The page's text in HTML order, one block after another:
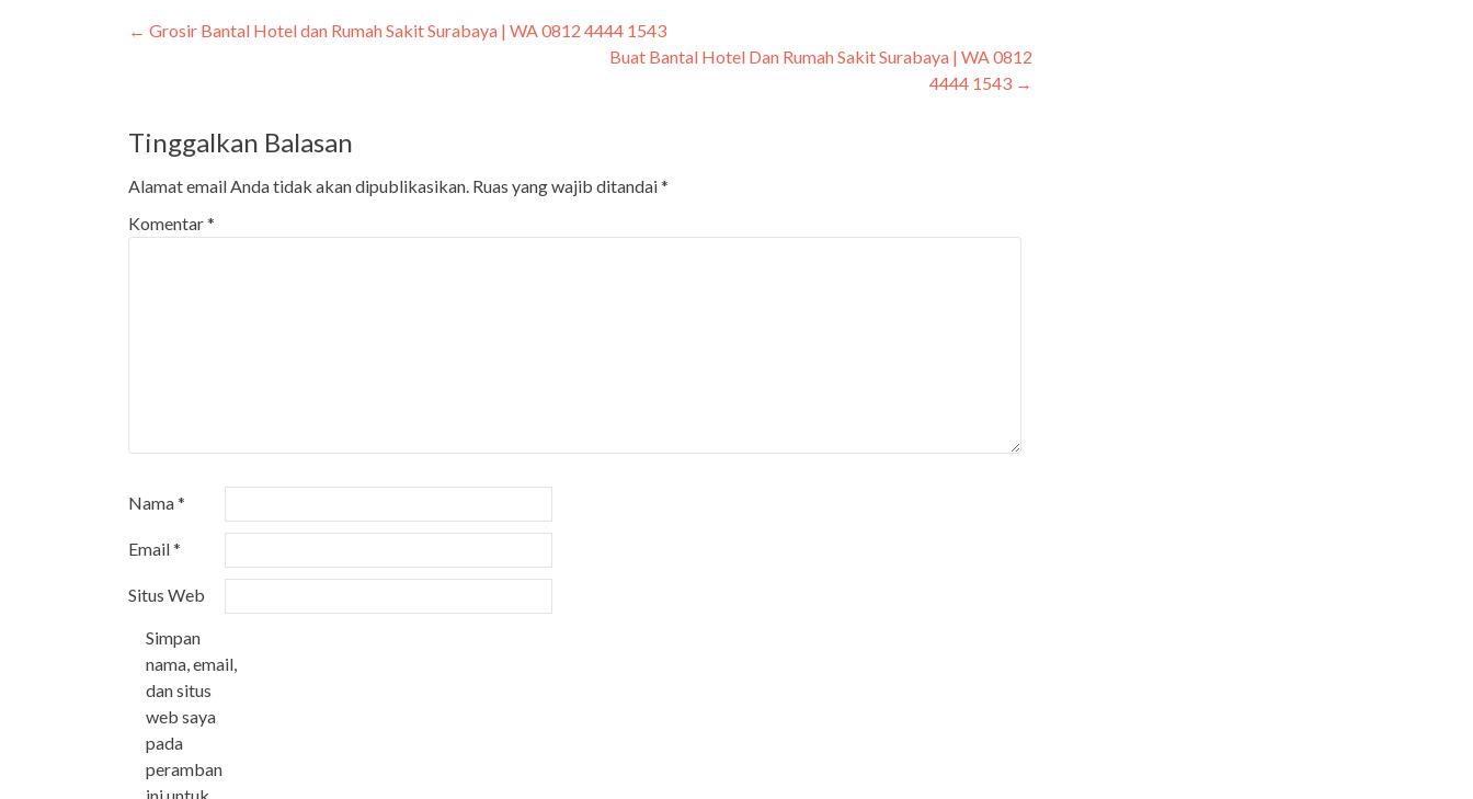
← Grosir Bantal Hotel dan Rumah Sakit Surabaya | WA 0812 4444 1543
Buat Bantal Hotel Dan Rumah Sakit Surabaya | WA 0812
4444 1543 →
Tinggalkan Balasan
Alamat email Anda tidak akan dipublikasikan. Ruas yang wajib ditandai*
Komentar*
Nama*
Email*
Situs Web
Simpan
nama, email,
dan situs
web saya
pada
peramban